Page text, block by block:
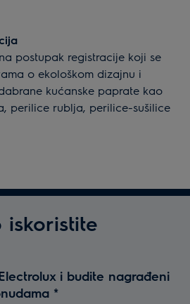
postupak registracije koji se
o ekološkom dizajnu i
kućanske paprate kao
perilice rublja, perilice-sušilice
iskoristite
i budite nagrađeni
*